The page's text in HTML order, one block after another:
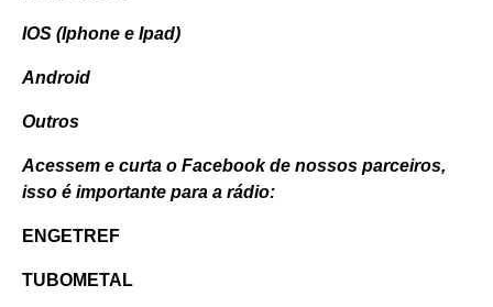
IOS (Iphone e Ipad)
Android
Outros
Acessem e curta o Facebook de nossos parceiros,
isso é importante para a rádio:
ENGETREF
TUBOMETAL